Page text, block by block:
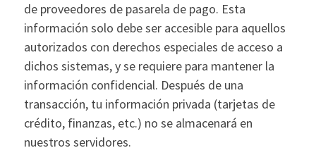
de proveedores de pasarela de pago. Esta
información solo debe ser accesible para aquellos
autorizados con derechos especiales de acceso a
dichos sistemas, y se requiere para mantener la
información confidencial. Después de una
transacción, tu información privada (tarjetas de
crédito, finanzas, etc.) no se almacenará en
nuestros servidores.